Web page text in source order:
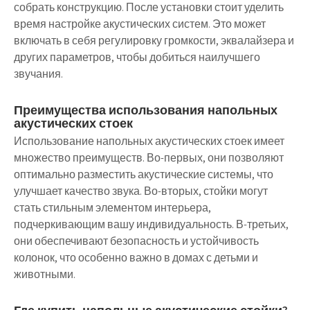
собрать конструкцию. После установки стоит уделить
время настройке акустических систем. Это может
включать в себя регулировку громкости, эквалайзера и
других параметров, чтобы добиться наилучшего
звучания.
Преимущества использования напольных
акустических стоек
Использование напольных акустических стоек имеет
множество преимуществ. Во-первых, они позволяют
оптимально разместить акустические системы, что
улучшает качество звука. Во-вторых, стойки могут
стать стильным элементом интерьера,
подчеркивающим вашу индивидуальность. В-третьих,
они обеспечивают безопасность и устойчивость
колонок, что особенно важно в домах с детьми и
животными.